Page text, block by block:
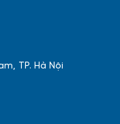
TP. Hà Nội